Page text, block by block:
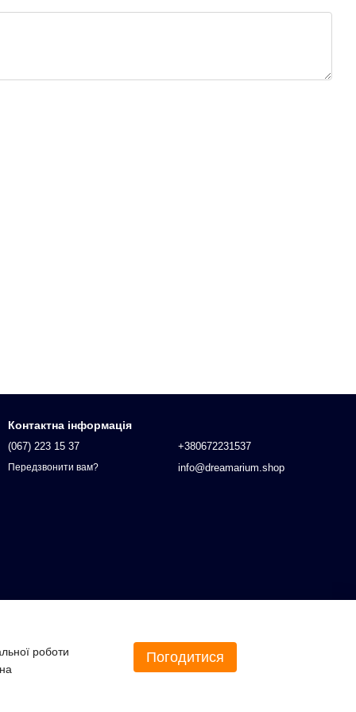
Контактна інформація
(067) 223 15 37
Передзвонити вам?
+380672231537
info@dreamarium.shop
роботи
Погодитися